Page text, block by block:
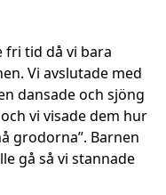
fri tid då vi bara
Vi avslutade med
dansade och sjöng
vi visade dem hur
grodorna”. Barnen
gå så vi stannade